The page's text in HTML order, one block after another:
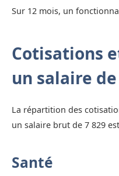
Sur 12 mois, un
Cotisations
un salaire
La répartition des
un salaire brut de 7 829
Santé